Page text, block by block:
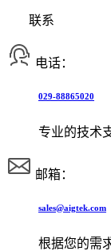
联系
电话：
029-88865020
专业的技术
邮箱：
sales@aigtek.com
根据您的需